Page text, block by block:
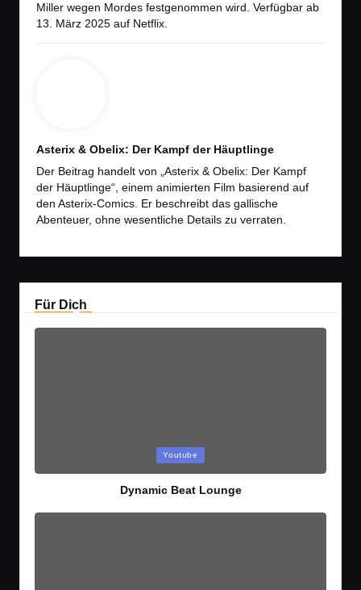
Miller wegen Mordes festgenommen wird. Verfügbar ab
13. März 2025 auf Netflix.
Asterix & Obelix: Der Kampf der Häuptlinge
Der Beitrag handelt von „Asterix & Obelix: Der Kampf
der Häuptlinge“, einem animierten Film basierend auf
den Asterix-Comics. Er beschreibt das gallische
Abenteuer, ohne wesentliche Details zu verraten.
Für Dich
in
Youtube
Dynamic Beat Lounge